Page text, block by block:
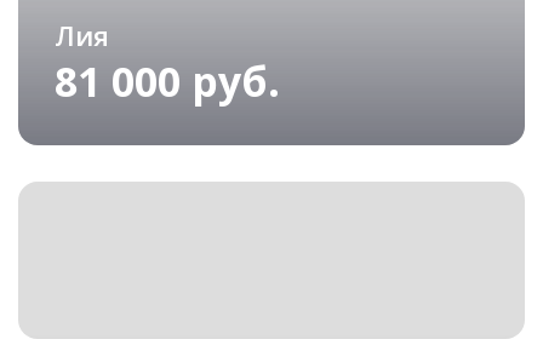
Лия
81 000 руб.